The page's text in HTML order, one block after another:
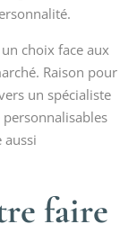
choix face aux
Raison pour
un spécialiste
aussi
faire